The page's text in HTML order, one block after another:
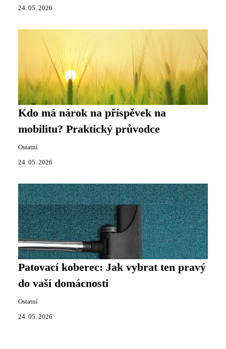
24. 05. 2026
Kdo má nárok na příspěvek na
mobilitu? Praktický průvodce
Ostatní
24. 05. 2026
Patovací koberec: Jak vybrat ten pravý
do vaší domácnosti
Ostatní
24. 05. 2026